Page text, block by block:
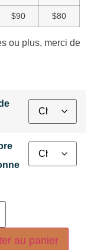
$90 $80
ou plus, merci de
au panier